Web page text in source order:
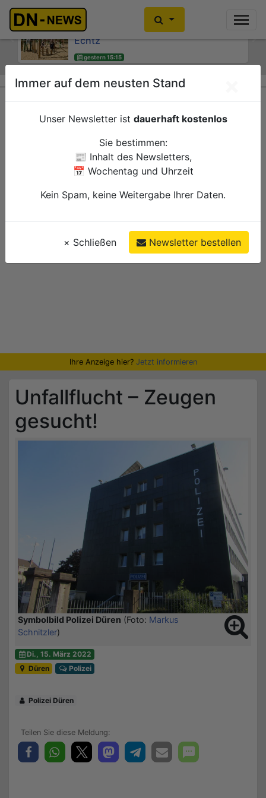
Kinder- und Jugendsprecherinnen
des Jugendheims engagieren sich für
Echtz
gestern 15:15
Kein Alkoholkonsum in der
Schwangerschaft: Interaktive
Wanderausstellung ZERO! im
Kreishaus
Düren
Verwaltung
Previous
Ihre Anzeige hier? Jetzt informieren
Unfallflucht – Zeugen
gesucht!
Symbolbild Polizei Düren (Foto: Markus
Schnitzler)
Di., 15. März 2022
Düren
Polizei
Polizei Düren
Immer auf dem neusten Stand
Unser Newsletter ist dauerhaft kostenlos
Sie bestimmen:
📰 Inhalt des Newsletters,
📅 Wochentag und Uhrzeit
Kein Spam, keine Weitergabe Ihrer Daten.
× Schließen Newsletter bestellen